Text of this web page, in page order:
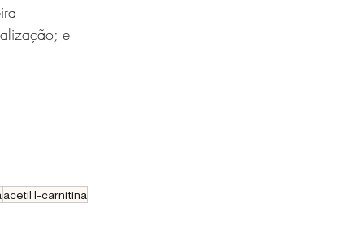
e
acetil l-carnitina